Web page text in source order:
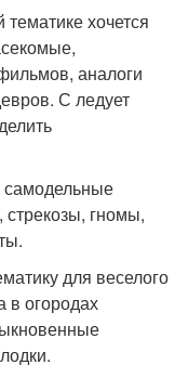
хочется
аналоги
С ледует
гномы,
для веселого
в огородах